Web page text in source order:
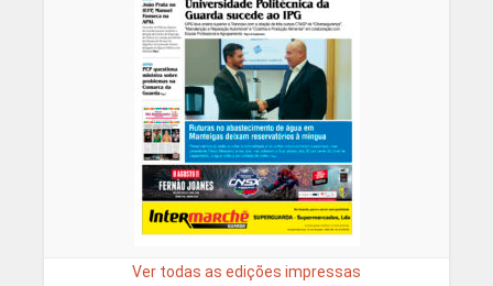
Ver todas as edições impressas